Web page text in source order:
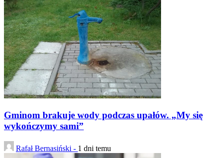
Gminom brakuje wody podczas upałów. „My się
wykończymy sami”
Rafał Bernasiński - 1 dni temu